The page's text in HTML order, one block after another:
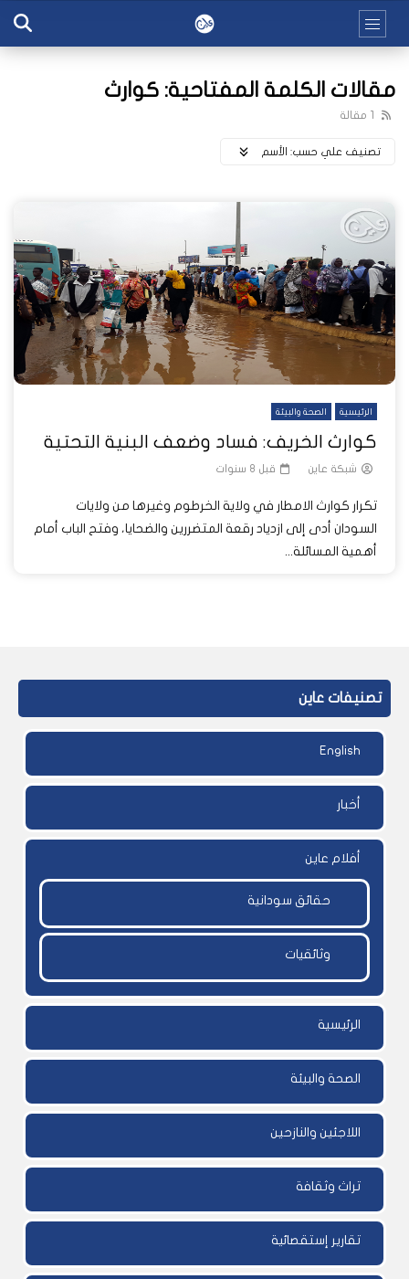
مقالات الكلمة المفتاحية: كوارث
1 مقالة
تصنيف علي حسب: اﻷسم
الرئيسية الصحة والبيئة
كوارث الخريف: فساد وضعف البنية التحتية
شبكة عاين قبل 8 سنوات
تكرار كوارث الامطار في ولاية الخرطوم وغيرها من ولايات
السودان أدى إلى ازدياد رقعة المتضررين والضحايا، وفتح الباب أمام
أهمية المسائلة...
تصنيفات عاين
English
أخبار
أفلام عاين
حقائق سودانية
وثائقيات
الرئيسية
الصحة والبيئة
اللاجئين والنازحين
تراث وثقافة
تقارير إستقصائية